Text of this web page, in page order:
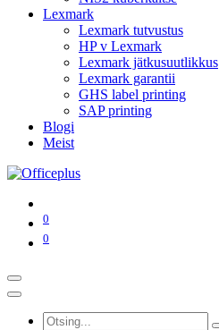
Lexmark
Lexmark tutvustus
HP v Lexmark
Lexmark jätkusuutlikkus
Lexmark garantii
GHS label printing
SAP printing
Blogi
Meist
0
0